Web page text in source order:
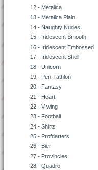
12 - Metalica
13 - Metalica Plain
14 - Naughty Nudes
15 - Iridescent Smooth
16 - Iridescent Embossed
17 - Iridescent Shell
18 - Unicorn
19 - Pen-Tathlon
20 - Fantasy
21 - Heart
22 - V-wing
23 - Football
24 - Shirts
25 - Profdarters
26 - Bier
27 - Provincies
28 - Quadro